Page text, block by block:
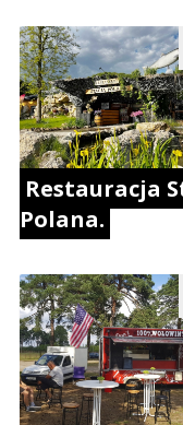
Restauracja
Polana.